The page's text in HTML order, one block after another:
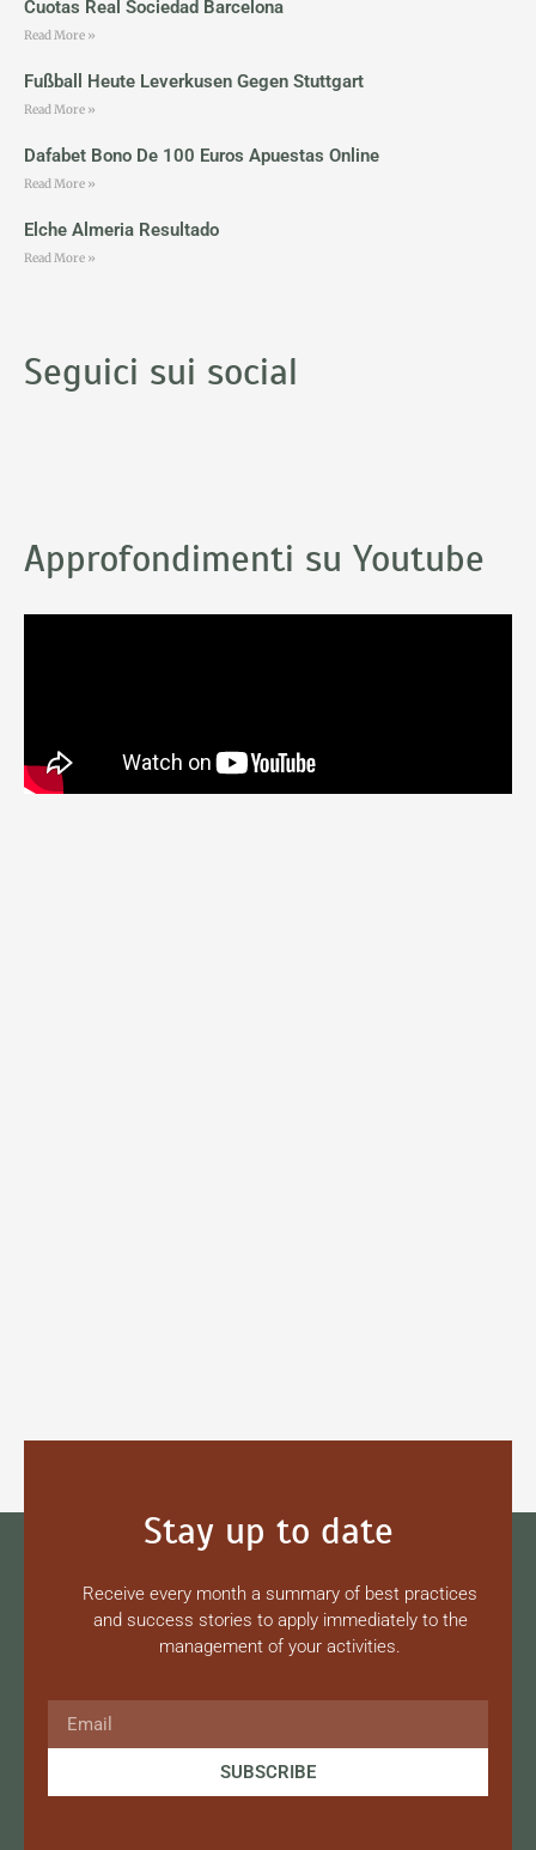
Cuotas Real Sociedad Barcelona
Read More »
Fußball Heute Leverkusen Gegen Stuttgart
Read More »
Dafabet Bono De 100 Euros Apuestas Online
Read More »
Elche Almeria Resultado
Read More »
Seguici sui social
Approfondimenti su Youtube
Stay up to date
Receive every month a summary of best practices
and success stories to apply immediately to the
management of your activities.
SUBSCRIBE